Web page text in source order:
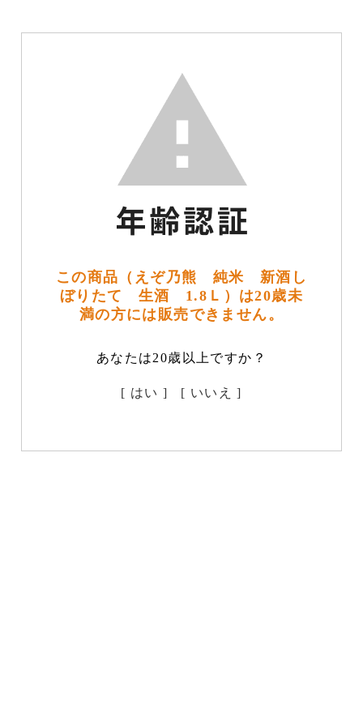
この商品（えぞ乃熊 純米 新酒し
ぼりたて 生酒 1.8Ｌ）は20歳未
満の方には販売できません。
あなたは20歳以上ですか？
[ はい ] [ いいえ ]